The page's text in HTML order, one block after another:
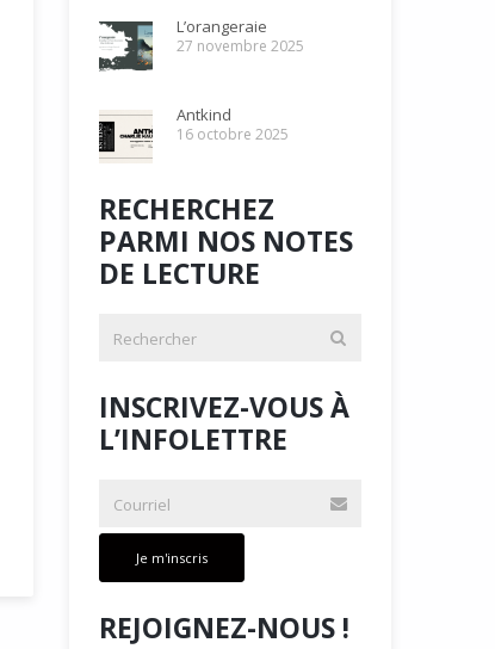
L’orangeraie
27 novembre 2025
Antkind
16 octobre 2025
RECHERCHEZ
PARMI NOS NOTES
DE LECTURE
INSCRIVEZ-VOUS À
L’INFOLETTRE
Je m'inscris
REJOIGNEZ-NOUS !